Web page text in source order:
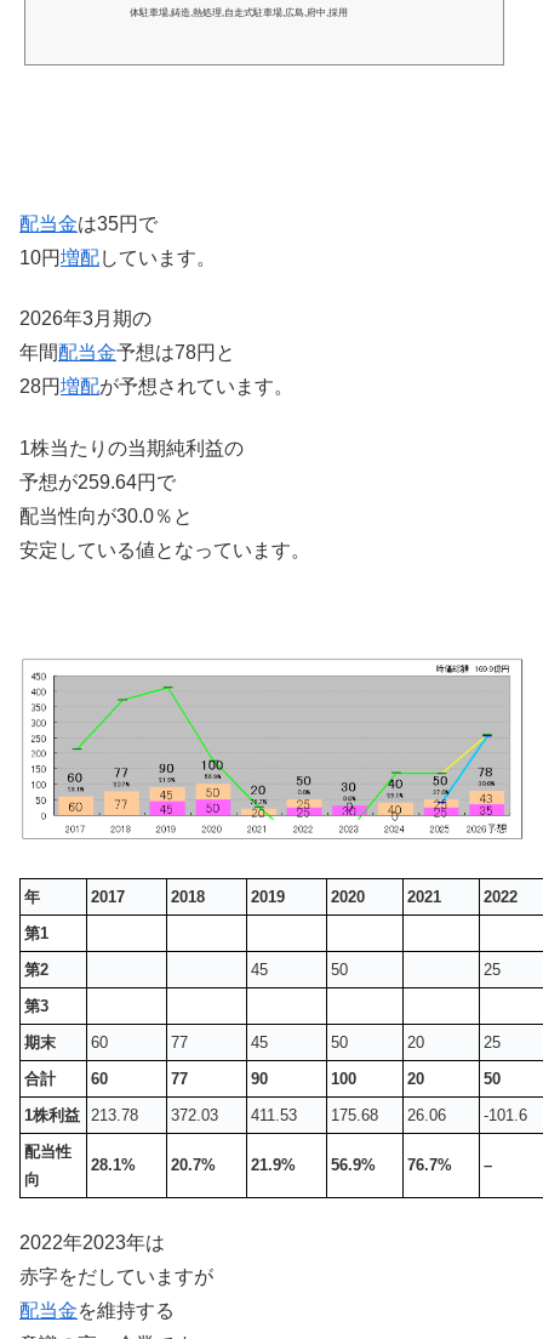
体駐車場,鋳造,熱処理,自走式駐車場,広島,府中,採用
配当金は35円で
10円増配しています。
2026年3月期の
年間配当金予想は78円と
28円増配が予想されています。
1株当たりの当期純利益の
予想が259.64円で
配当性向が30.0％と
安定している値となっています。
年 2017 2018 2019 2020 2021
2022
第1
第2
45 50
25
第3
期末
60 77 45 50 20
25
合計
60 77 90 100 20
50
1株利益 213.78 372.03 411.53 175.68 26.06
-101.6
配当性
向
28.1% 20.7% 21.9% 56.9% 76.7% –
2022年2023年は
赤字をだしていますが
配当金を維持する